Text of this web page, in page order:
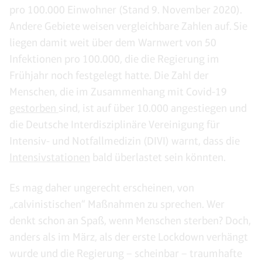
pro 100.000 Einwohner (Stand 9. November 2020).
Andere Gebiete weisen vergleichbare Zahlen auf. Sie
liegen damit weit über dem Warnwert von 50
Infektionen pro 100.000, die die Regierung im
Frühjahr noch festgelegt hatte. Die Zahl der
Menschen, die im Zusammenhang mit Covid-19
gestorben sind, ist auf über 10.000 angestiegen und
die Deutsche Interdisziplinäre Vereinigung für
Intensiv- und Notfallmedizin (DIVI) warnt, dass die
Intensivstationen bald überlastet sein könnten.
Es mag daher ungerecht erscheinen, von
„calvinistischen“ Maßnahmen zu sprechen. Wer
denkt schon an Spaß, wenn Menschen sterben? Doch,
anders als im März, als der erste Lockdown verhängt
wurde und die Regierung – scheinbar – traumhafte